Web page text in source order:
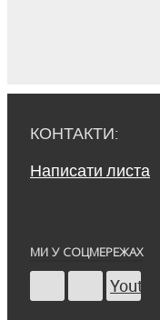
КОНТАКТИ:
Написати листа
МИ У СОЦМЕРЕЖАХ
Youtube